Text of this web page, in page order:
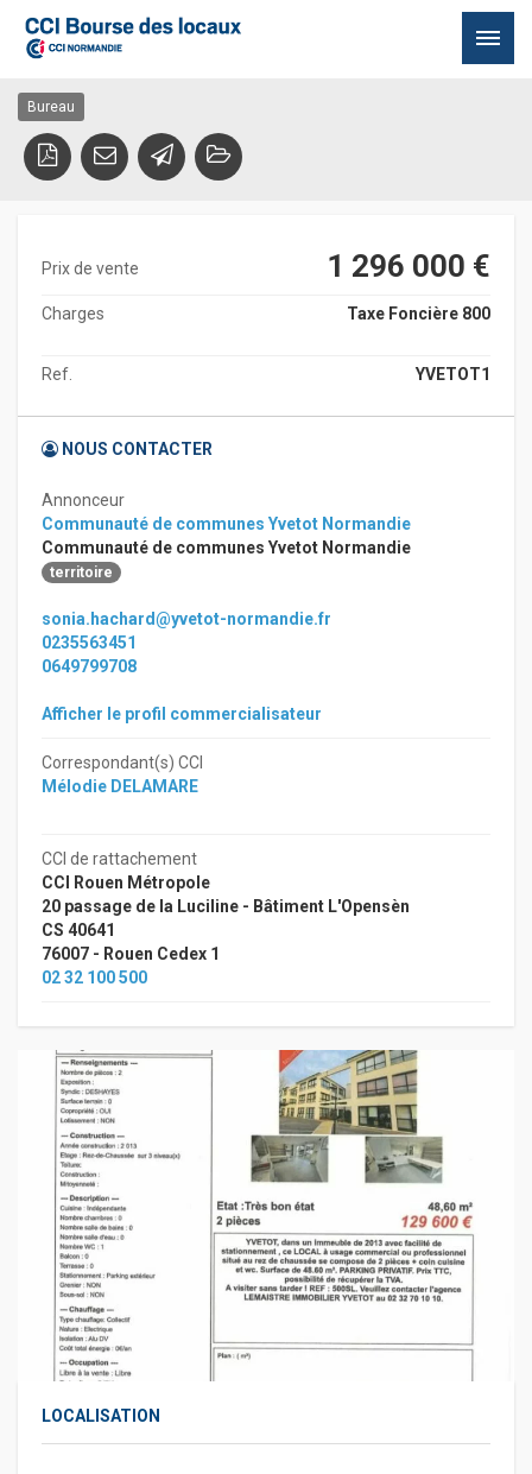
contenu
commercial – Yvetot
76190 YVETOT
Bureau
Prix de vente 1 296 000 €
Charges Taxe Foncière 800
Ref. YVETOT1
NOUS CONTACTER
Annonceur
Communauté de communes Yvetot Normandie
Communauté de communes Yvetot Normandie
territoire
sonia.hachard@yvetot-normandie.fr
0235563451
0649799708
Afficher le profil commercialisateur
Correspondant(s) CCI
Mélodie DELAMARE
CCI de rattachement
CCI Rouen Métropole
20 passage de la Luciline - Bâtiment L'Opensèn
CS 40641
76007 - Rouen Cedex 1
02 32 100 500
LOCALISATION